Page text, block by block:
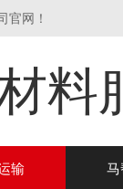
官网！
料
输 马